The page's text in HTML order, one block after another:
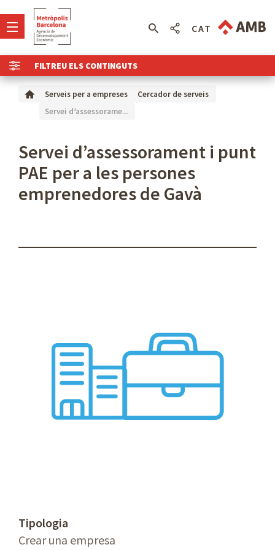
FILTREU ELS CONTINGUTS
CAT
Serveis per a empreses
Cercador de serveis
Servei d’assessorame...
Servei d’assessorament i punt
PAE per a les persones
emprenedores de Gavà
Tipologia
Crear una empresa